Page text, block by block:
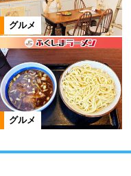
グルメ
グルメ